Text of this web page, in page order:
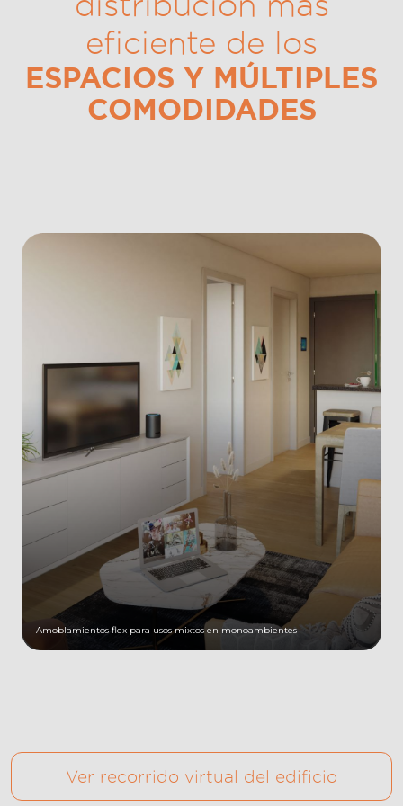
eficiente de los
ESPACIOS Y MÚLTIPLES
COMODIDADES
Amoblamientos flex para usos mixtos en monoambientes
Ver recorrido virtual del edificio